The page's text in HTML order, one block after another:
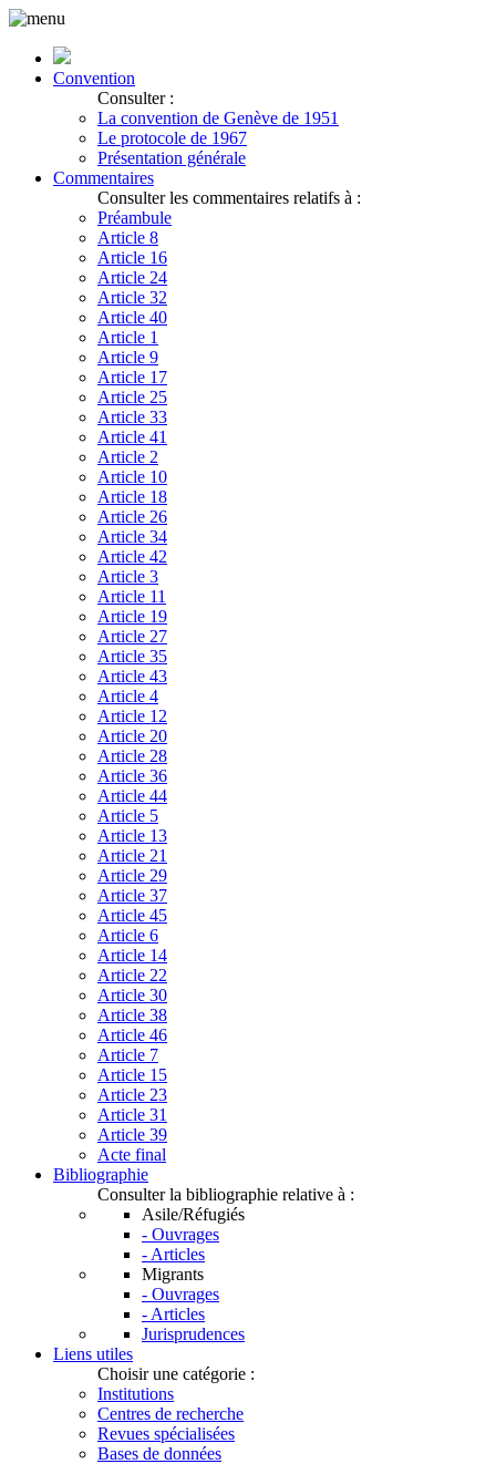
Convention
Consulter :
La convention de Genève de 1951
Le protocole de 1967
Présentation générale
Commentaires
Consulter les commentaires relatifs à :
Préambule
Article 8
Article 16
Article 24
Article 32
Article 40
Article 1
Article 9
Article 17
Article 25
Article 33
Article 41
Article 2
Article 10
Article 18
Article 26
Article 34
Article 42
Article 3
Article 11
Article 19
Article 27
Article 35
Article 43
Article 4
Article 12
Article 20
Article 28
Article 36
Article 44
Article 5
Article 13
Article 21
Article 29
Article 37
Article 45
Article 6
Article 14
Article 22
Article 30
Article 38
Article 46
Article 7
Article 15
Article 23
Article 31
Article 39
Acte final
Bibliographie
Consulter la bibliographie relative à :
Asile/Réfugiés
- Ouvrages
- Articles
Migrants
- Ouvrages
- Articles
Jurisprudences
Liens utiles
Choisir une catégorie :
Institutions
Centres de recherche
Revues spécialisées
Bases de données